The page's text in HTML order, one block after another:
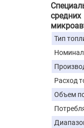
Тип
Расход
Объем